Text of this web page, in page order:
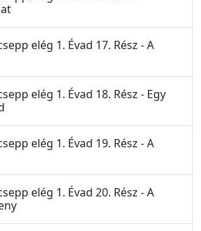
elég 1. Évad 17. Rész - A
elég 1. Évad 18. Rész - Egy
elég 1. Évad 19. Rész - A
elég 1. Évad 20. Rész - A